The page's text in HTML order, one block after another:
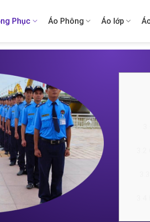
Phục Áo Phông Áo lớp